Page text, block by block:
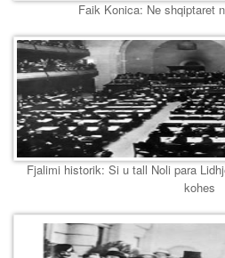
Faik Konica: Ne shqiptaret
Fjalimi historik: Si u tall Noli para
kohes